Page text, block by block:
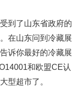
到了山东省政府的
在山东问到冷藏展
诉你最好的冷藏展
和欧盟CE认
型超市了。